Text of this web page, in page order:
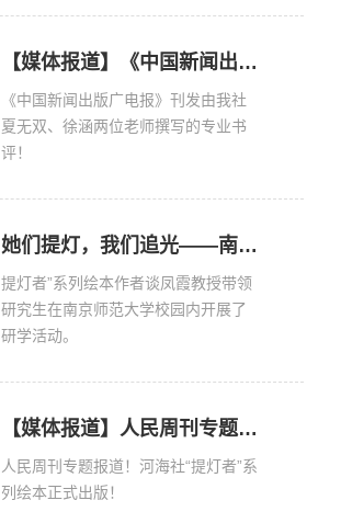
【媒体报道】《中国新闻出版广电报》刊发由我社夏无双、徐涵两位老师撰写的专业书评！
《中国新闻出版广电报》刊发由我社
夏无双、徐涵两位老师撰写的专业书
评！
她们提灯，我们追光——南师大文学院研究生“提灯者”系列绘本研学活动侧记
提灯者”系列绘本作者谈凤霞教授带领
研究生在南京师范大学校园内开展了
研学活动。
【媒体报道】人民周刊专题报道！河海社“提灯者”系列绘本正式出版！
人民周刊专题报道！河海社“提灯者”系
列绘本正式出版！